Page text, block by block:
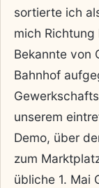
sortierte ich
mich
Bekannte von
Bahnhof
unserem
Demo, über
zum
übliche 1. Mai